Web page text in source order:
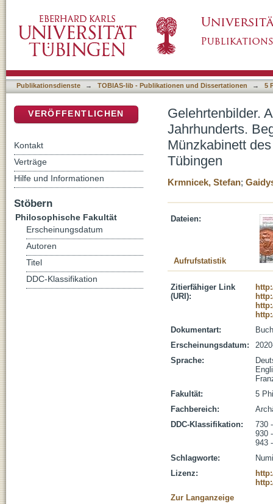
online-Ausstellung im Digitalen
Universität Tübingen
Publikationsdienste → TOBIAS-lib - Publikationen und Dissertationen → 5
Gelehrtenbilder.
Jahrhunderts.
Münzkabinett
Tübingen
Krmnicek, Stefan;
Dateien:
Aufrufstatistik
Zitierfähiger Link
(URI):
Dokumentart:
Buch
Erscheinungsdatum:
Sprache:
Fakultät:
5
Fachbereich:
DDC-Klassifikation:
730
930
943
Schlagworte:
Lizenz:
Zur Langanzeige
VERÖFFENTLICHEN
Kontakt
Verträge
Hilfe und Informationen
Stöbern
Philosophische Fakultät
Erscheinungsdatum
Autoren
Titel
DDC-Klassifikation